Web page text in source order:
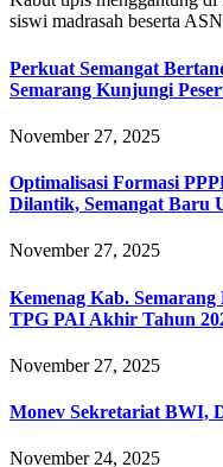
siswi madrasah beserta
Perkuat Semangat
Semarang Kunjungi
November 27, 2025
Optimalisasi Formasi
Dilantik, Semangat Baru
November 27, 2025
Kemenag Kab.
TPG PAI Akhir Tahun
November 27, 2025
Monev Sekretariat BWI,
November 24, 2025